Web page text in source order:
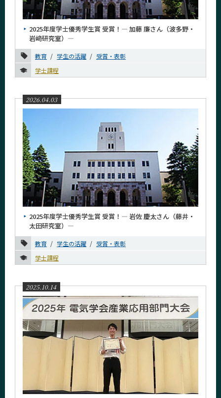
2025年度学士優秀学生賞 受賞！― 加藤 廉さん（波多野・
岩﨑研究室）―
教育 学生の活躍
受賞・表彰
学士課程
2026.04.03
2025年度学士優秀学生賞 受賞！― 岩佐 慶太さん（藤井・
太田研究室）―
教育 学生の活躍
受賞・表彰
学士課程
2025.10.14
電気電子系 News
News
News 一覧
カテゴリ別
課程別
電気電子コース
ライフエンジニアリングコース
人間医療科学技術コース
原子核工学コース
月別
イベントカレンダー
Event Calendar
系詳細情報
CLOSE